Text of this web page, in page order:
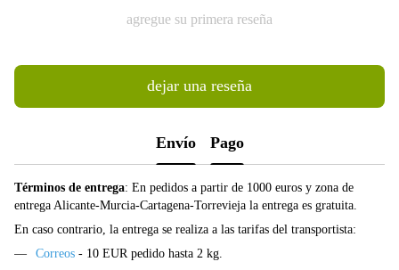
agregue su primera reseña
dejar una reseña
Envío Pago
Términos de entrega: En pedidos a partir de 1000 euros y zona de
entrega Alicante-Murcia-Cartagena-Torrevieja la entrega es gratuita.
En caso contrario, la entrega se realiza a las tarifas del transportista:
Correos - 10 EUR pedido hasta 2 kg.